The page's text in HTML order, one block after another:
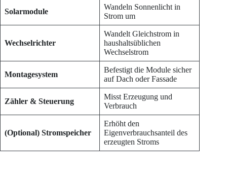
Solarmodule
Wandeln Sonnenlicht in
Strom um
Wechselrichter
Wandelt Gleichstrom in
haushaltsüblichen
Wechselstrom
Montagesystem
Befestigt die Module sicher
auf Dach oder Fassade
Zähler & Steuerung
Misst Erzeugung und
Verbrauch
(Optional) Stromspeicher
Erhöht den
Eigenverbrauchsanteil des
erzeugten Stroms